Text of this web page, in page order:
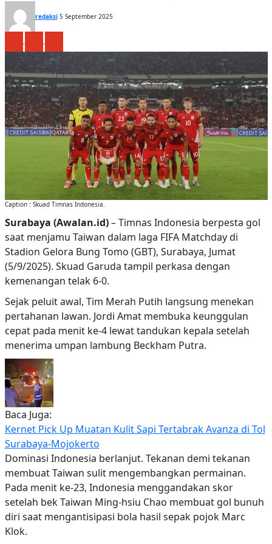
redaksi 5 September 2025
Caption : Skuad Timnas Indonesia.
Surabaya (Awalan.id)– Timnas Indonesia berpesta gol
saat menjamu Taiwan dalam laga FIFA Matchday di
Stadion Gelora Bung Tomo (GBT), Surabaya, Jumat
(5/9/2025). Skuad Garuda tampil perkasa dengan
kemenangan telak 6-0.
Sejak peluit awal, Tim Merah Putih langsung menekan
pertahanan lawan. Jordi Amat membuka keunggulan
cepat pada menit ke-4 lewat tandukan kepala setelah
menerima umpan lambung Beckham Putra.
Baca Juga:
Kernet Pick Up Muatan Kulit Sapi Tertabrak Avanza di Tol
Surabaya-Mojokerto
Dominasi Indonesia berlanjut. Tekanan demi tekanan
membuat Taiwan sulit mengembangkan permainan.
Pada menit ke-23, Indonesia menggandakan skor
setelah bek Taiwan Ming-hsiu Chao membuat gol bunuh
diri saat mengantisipasi bola hasil sepak pojok Marc
Klok.